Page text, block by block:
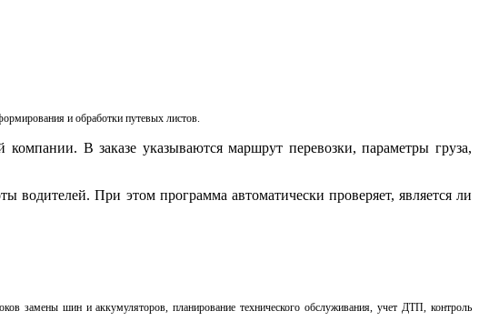
и обработки путевых листов.
В заказе указываются маршрут перевозки, параметры груза,
При этом программа автоматически проверяет, является ли
замены шин и аккумуляторов, планирование технического обслуживания, учет ДТП, контроль